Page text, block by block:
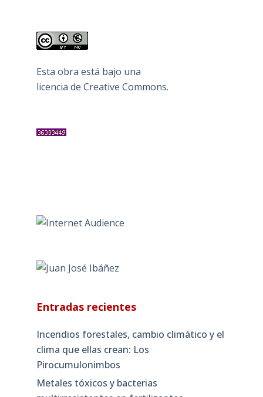
Esta obra está bajo una
licencia de Creative Commons.
Entradas recientes
Incendios forestales, cambio climático y el
clima que ellas crean: Los
Pirocumulonimbos
Metales tóxicos y bacterias